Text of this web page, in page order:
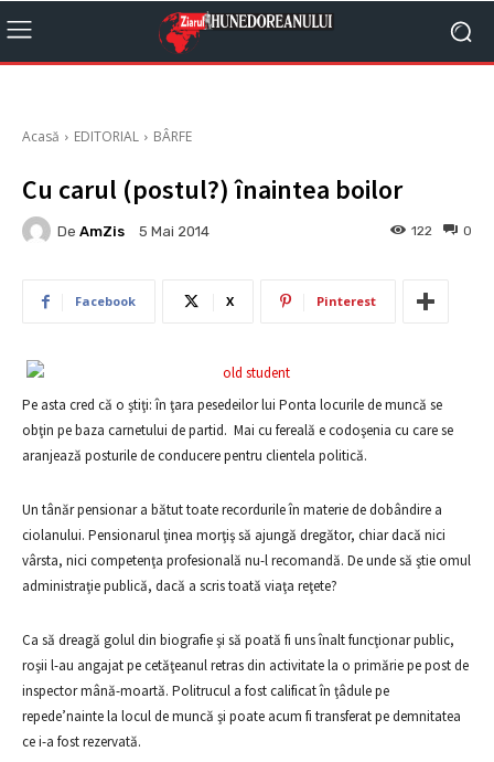
Acasă EDITORIAL BÂRFE
Cu carul (postul?) înaintea boilor
De AmZis 5 Mai 2014 0
122
Facebook X Pinterest
Pe asta cred că o ştiţi: în ţara pesedeilor lui Ponta locurile de muncă se
obţin pe baza carnetului de partid. Mai cu fereală e codoşenia cu care se
aranjează posturile de conducere pentru clientela politică.
Un tânăr pensionar a bătut toate recordurile în materie de dobândire a
ciolanului. Pensionarul ţinea morţiş să ajungă dregător, chiar dacă nici
vârsta, nici competenţa profesională nu-l recomandă. De unde să ştie omul
administraţie publică, dacă a scris toată viaţa reţete?
Ca să dreagă golul din biografie şi să poată fi uns înalt funcţionar public,
roşii l-au angajat pe cetăţeanul retras din activitate la o primărie pe post de
inspector mână-moartă. Politrucul a fost calificat în ţâdule pe
repede’nainte la locul de muncă şi poate acum fi transferat pe demnitatea
ce i-a fost rezervată.